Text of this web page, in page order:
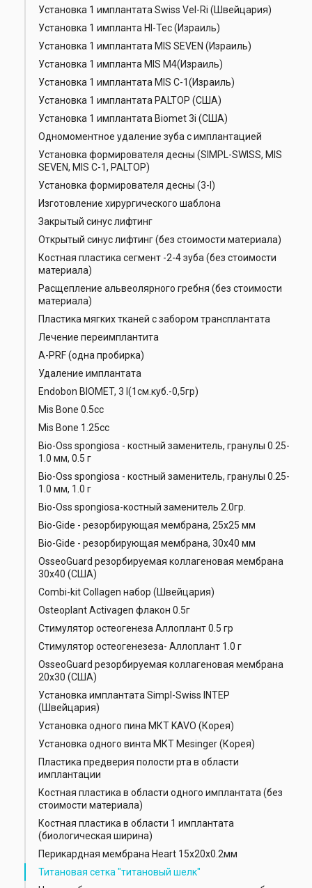
Установка 1 имплантата Swiss Vel-Ri (Швейцария)
Установка 1 импланта HI-Tec (Израиль)
Установка 1 имплантата MIS SEVEN (Израиль)
Установка 1 импланта MIS M4(Израиль)
Установка 1 имплантата MIS С-1(Израиль)
Установка 1 имплантата PALTOP (США)
Установка 1 имплантата Biomet 3i (США)
Одномоментное удаление зуба с имплантацией
Установка формирователя десны (SIMPL-SWISS, MIS
SEVEN, MIS C-1, PALTOP)
Установка формирователя десны (3-I)
Изготовление хирургического шаблона
Закрытый синус лифтинг
Открытый синус лифтинг (без стоимости материала)
Костная пластика сегмент -2-4 зуба (без стоимости
материала)
Расщепление альвеолярного гребня (без стоимости
материала)
Пластика мягких тканей с забором трансплантата
Лечение переимплантита
А-РRF (одна пробирка)
Удаление имплантата
Endobon BIOMET, 3 I(1см.куб.-0,5гр)
Mis Bone 0.5cc
Mis Bone 1.25cc
Bio-Oss spongiosa - костный заменитель, гранулы 0.25-
1.0 мм, 0.5 г
Bio-Oss spongiosa - костный заменитель, гранулы 0.25-
1.0 мм, 1.0 г
Bio-Oss spongiosa-костный заменитель 2.0гр.
Bio-Gide - резорбирующая мембрана, 25х25 мм
Bio-Gide - резорбирующая мембрана, 30х40 мм
OsseoGuard резорбируемая коллагеновая мембрана
30х40 (США)
Combi-kit Collagen набор (Швейцария)
Osteoplant Activagen флакон 0.5г
Стимулятор остеогенеза Аллоплант 0.5 гр
Стимулятор остеогенезеза- Аллоплант 1.0 г
OsseoGuard резорбируемая коллагеновая мембрана
20х30 (США)
Установка имплантата Simpl-Swiss INTEP
(Швейцария)
Установка одного пина МКТ KAVO (Корея)
Установка одного винта МКТ Mesinger (Корея)
Пластика предверия полости рта в области
имплантации
Костная пластика в области одного имплантата (без
стоимости материала)
Костная пластика в области 1 имплантата
(биологическая ширина)
Перикардная мембрана Heart 15x20x0.2мм
Титановая сетка "титановый шелк"